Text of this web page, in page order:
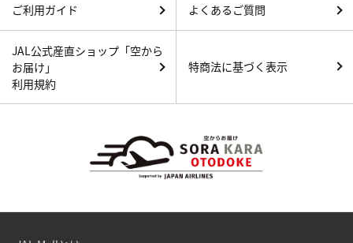
ご利用ガイド よくあるご質問
JAL公式産直ショップ「空から
お届け」
利用規約
特商法に基づく表示